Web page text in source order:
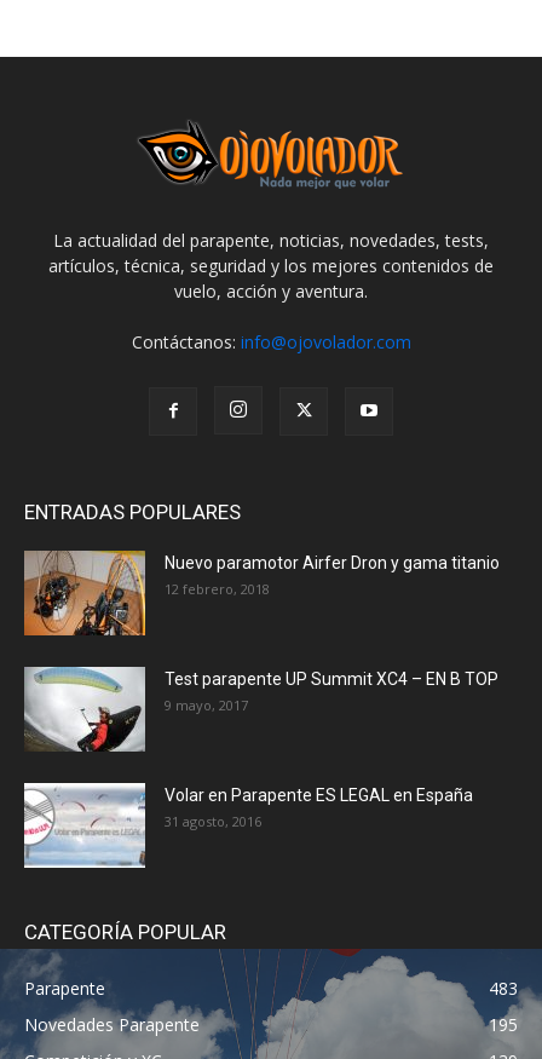
La actualidad del parapente, noticias, novedades, tests,
artículos, técnica, seguridad y los mejores contenidos de
vuelo, acción y aventura.
Contáctanos: info@ojovolador.com
ENTRADAS POPULARES
Nuevo paramotor Airfer Dron y gama titanio
12 febrero, 2018
Test parapente UP Summit XC4 – EN B TOP
9 mayo, 2017
Volar en Parapente ES LEGAL en España
31 agosto, 2016
CATEGORÍA POPULAR
Parapente
483
Novedades Parapente
195